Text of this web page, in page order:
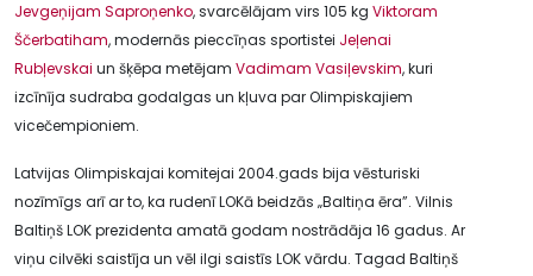
Jevgeņijam Saproņenko, svarcēlājam virs 105 kg Viktoram
Ščerbatiham, modernās pieccīņas sportistei Jeļenai
Rubļevskai un šķēpa metējam Vadimam Vasiļevskim, kuri
izcīnīja sudraba godalgas un kļuva par Olimpiskajiem
vicečempioniem.
Latvijas Olimpiskajai komitejai 2004.gads bija vēsturiski
nozīmīgs arī ar to, ka rudenī LOKā beidzās „Baltiņa ēra”. Vilnis
Baltiņš LOK prezidenta amatā godam nostrādāja 16 gadus. Ar
viņu cilvēki saistīja un vēl ilgi saistīs LOK vārdu. Tagad Baltiņš